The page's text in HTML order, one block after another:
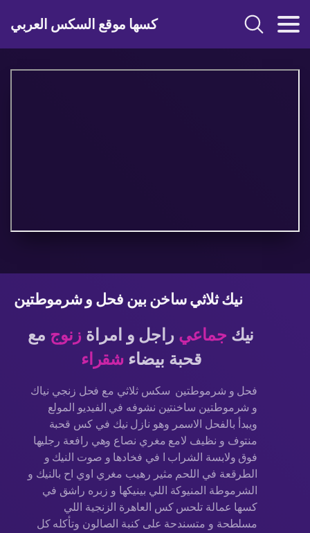
كسها موقع السكس العربي
نيك ثلاثي ساخن بين فحل و شرموطتين
نيك جماعي راجل و امراة زنوج مع
قحبة بيضاء شقراء
فحل و شرموطتين سكس ثلاثي مع فحل زنجي نياك
و شرموطتين ساخنتين نشوفه في الفيديو المولع
ويبدأ بالفحل الاسمر وهو نازل نيك في كس قحبة
منتوف و نظيف لامع مغري نصاع وهي رافعة رجليها
فوق ولابسة الشراب ا في فخادها و صوت النيك و
الطرقعة في اللحم مثير رهيب مغري اوي اح بالنيك و
الشرموطة المنيوكة اللي بينيكها و زبره راشق في
كسها عمالة تلحس كس العاهرة الزنجية اللي
مسلطحة و متسندحة على كنبة الصالون وتأكله كل